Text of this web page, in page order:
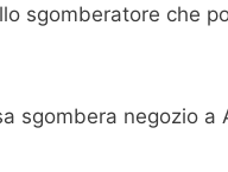
sgomberatore che
sgombera negozio